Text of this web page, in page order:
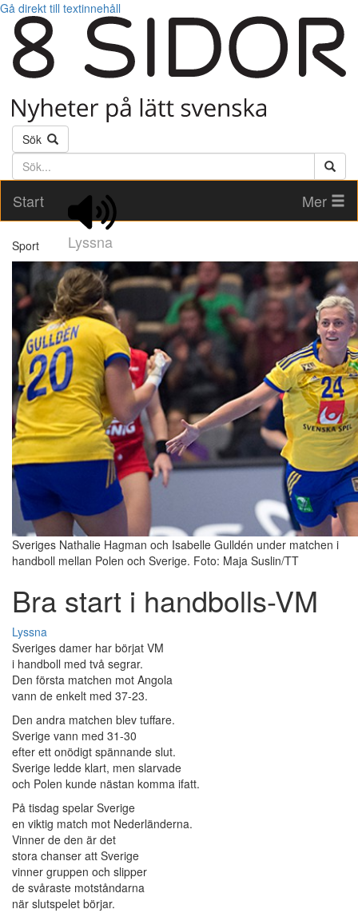
Gå direkt till textinnehåll
Sök
Söktext
Start
Lyssna
Mer
Sport
Sveriges Nathalie Hagman och Isabelle Gulldén under matchen i
handboll mellan Polen och Sverige. Foto: Maja Suslin/TT
Bra start i handbolls-VM
Lyssna
Sveriges damer har börjat VM
i handboll med två segrar.
Den första matchen mot Angola
vann de enkelt med 37-23.
Den andra matchen blev tuffare.
Sverige vann med 31-30
efter ett onödigt spännande slut.
Sverige ledde klart, men slarvade
och Polen kunde nästan komma ifatt.
På tisdag spelar Sverige
en viktig match mot Nederländerna.
Vinner de den är det
stora chanser att Sverige
vinner gruppen och slipper
de svåraste motståndarna
när slutspelet börjar.